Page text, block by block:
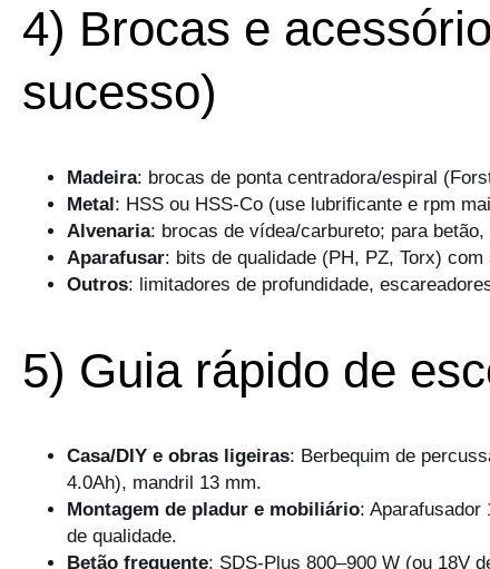
4) Brocas e
sucesso)
Madeira: brocas de ponta centradora/espiral
Metal: HSS ou HSS-Co (use lubrificante e rpm
Alvenaria: brocas de vídea/carbureto; para
Aparafusar: bits de qualidade (PH, PZ, Torx)
Outros: limitadores de profundidade,
5) Guia rápido de
Casa/DIY e obras ligeiras: Berbequim de
4.0Ah), mandril 13 mm.
Montagem de pladur e mobiliário: Aparafusador
de qualidade.
Betão frequente: SDS-Plus 800–900 W (ou 18V